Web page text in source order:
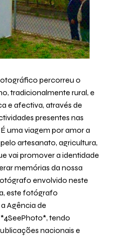
percorreu o
tradicionalmente rural, e
e afectiva, através de
presentes nas
uma viagem por amor a
artesanato, agricultura,
vai promover a identidade
memórias da nossa
envolvido neste
este fotógrafo
Agência de
tendo
nacionais e